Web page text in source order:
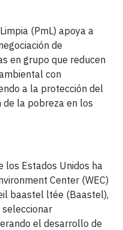
(PmL) apoya a
de
en grupo que reducen
con
a la protección del
de la pobreza en los
los Estados Unidos ha
Center (WEC)
baastel ltée (Baastel),
seleccionar
el desarrollo de